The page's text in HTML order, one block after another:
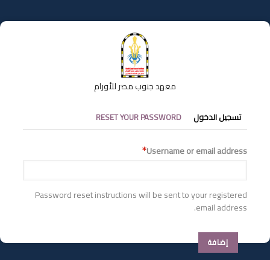
إلى
المحتوى
معهد جنوب مصر للأورام
التبويبات
الأساسية
تسجيل الدخول RESET YOUR PASSWORD
Username or email address
Password reset instructions will be sent to your registered
email address.